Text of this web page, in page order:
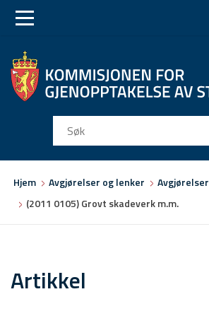
to
to
Hjem Avgjørelser og lenker
Avgjørelser
(2011 0105) Grovt skadeverk m.m.
Artikkel